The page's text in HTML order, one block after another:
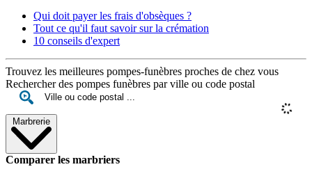
Qui doit payer les frais d'obsèques ?
Tout ce qu'il faut savoir sur la crémation
10 conseils d'expert
Trouvez les meilleures pompes-funèbres proches de chez vous
Rechercher des pompes funèbres par ville ou code postal
Marbrerie
Comparer les marbriers